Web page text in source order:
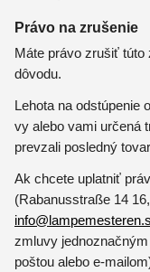
Právo na zrušenie
Máte právo zrušiť túto
dôvodu.
Lehota na odstúpenie
vy alebo vami určená
prevzali posledný
Ak chcete uplatniť
(Rabanusstraße 14
zmluvy
poštou alebo e-